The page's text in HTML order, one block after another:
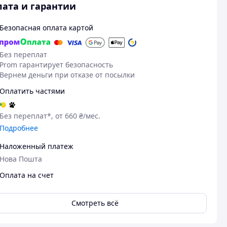
и гарантии
Безопасная оплата картой
Без переплат
Prom гарантирует безопасность
Вернем деньги при отказе от посылки
Оплатить частями
Без переплат*, от 660 ₴/мес.
Подробнее
Наложенный платеж
Нова Пошта
Оплата на счет
Смотреть всё
03.02.2026
Денис С.
то 👍